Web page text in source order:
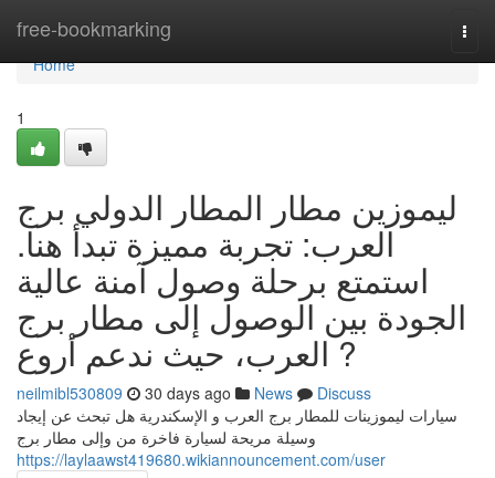
free-bookmarking
Home
Home
1
ليموزين مطار المطار الدولي برج
العرب: تجربة مميزة تبدأ هنا.
استمتع برحلة وصول آمنة عالية
الجودة بين الوصول إلى مطار برج
العرب، حيث ندعم أروع ?
neilmibl530809 30 days ago News
Discuss
سيارات ليموزينات للمطار برج العرب و الإسكندرية هل تبحث عن إيجاد
وسيلة مريحة لسيارة فاخرة من وإلى مطار برج
https://laylaawst419680.wikiannouncement.com/user